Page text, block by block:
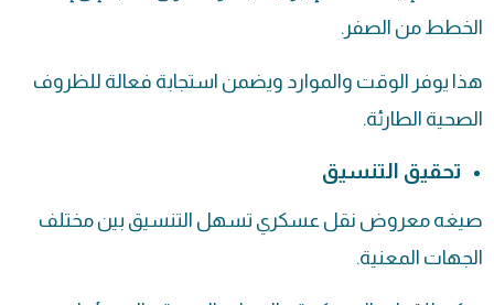
الخطط من الصفر.
هذا يوفر الوقت والموارد ويضمن استجابة فعالة للظروف
الصحية الطارئة.
تحقيق التنسيق
صيغه معروض نقل عسكري تسهل التنسيق بين مختلف
الجهات المعنية.